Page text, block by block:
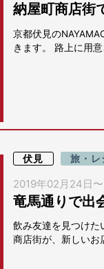
納屋町商店街
京都伏見の
きます。 路上に用
伏見 旅・レ
2019年02月24日〜
竜馬通りで出
飲み友達を見つけた
商店街が、新しいお